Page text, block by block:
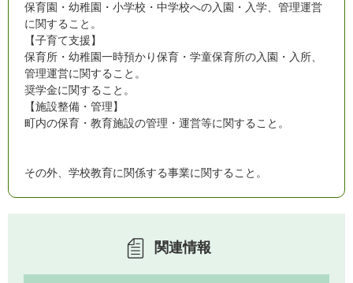
保育園・幼稚園・小学校・中学校への入園・入学、管理運営
に関すること。
【子育て支援】
保育所・幼稚園一時預かり保育・学童保育所の入園・入所、
管理運営に関すること。
奨学金に関すること。
【施設整備・管理】
町内の保育・教育施設の管理・運営等に関すること。
その外、学校教育に関係する事業に関すること。
関連情報